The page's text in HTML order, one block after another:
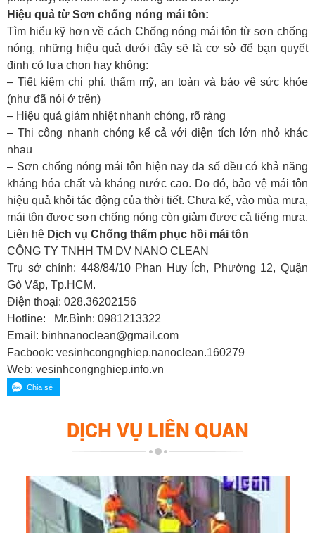
Hiệu quả từ Sơn chống nóng mái tôn:
Tìm hiểu kỹ hơn về cách Chống nóng mái tôn từ sơn chống
nóng, những hiệu quả dưới đây sẽ là cơ sở để bạn quyết
định có lựa chọn hay không:
– Tiết kiệm chi phí, thẩm mỹ, an toàn và bảo vệ sức khỏe
(như đã nói ở trên)
– Hiệu quả giảm nhiệt nhanh chóng, rõ ràng
– Thi công nhanh chóng kể cả với diện tích lớn nhỏ khác
nhau
– Sơn chống nóng mái tôn hiện nay đa số đều có khả năng
kháng hóa chất và kháng nước cao. Do đó, bảo vệ mái tôn
hiệu quả khỏi tác động của thời tiết. Chưa kể, vào mùa mưa,
mái tôn được sơn chống nóng còn giảm được cả tiếng mưa.
Liên hệ Dịch vụ Chống thấm phục hồi mái tôn
CÔNG TY TNHH TM DV NANO CLEAN
Trụ sở chính: 448/84/10 Phan Huy Ích, Phường 12, Quận
Gò Vấp, Tp.HCM.
Điện thoại: 028.36202156
Hotline: Mr.Bình: 0981213322
Email: binhnanoclean@gmail.com
Facbook: vesinhcongnghiep.nanoclean.160279
Web: vesinhcongnghiep.info.vn
DỊCH VỤ LIÊN QUAN